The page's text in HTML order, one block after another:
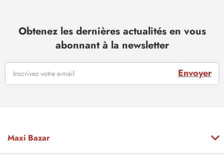
Obtenez les dernières actualités en vous
abonnant à la newsletter
Envoyer
Maxi Bazar